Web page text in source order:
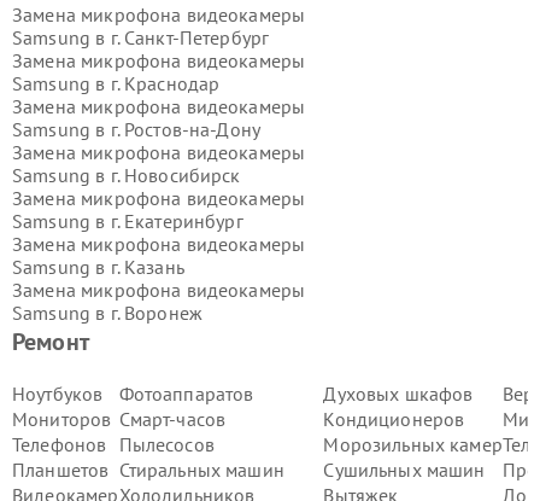
Ремонт
Ноутбуков
Мониторов
Телефонов
Планшетов
Видеокамер
Фотоаппаратов
Смарт-часов
Пылесосов
Стиральных машин
Холодильников
Духовых шкафов
Кондиционеров
Морозильных камер
Сушильных машин
Вытяжек
Замена микрофона видеокамеры
Samsung в г. Санкт-Петербург
Замена микрофона видеокамеры
Samsung в г. Краснодар
Замена микрофона видеокамеры
Samsung в г. Ростов-на-Дону
Замена микрофона видеокамеры
Samsung в г. Новосибирск
Замена микрофона видеокамеры
Samsung в г. Екатеринбург
Замена микрофона видеокамеры
Samsung в г. Казань
Замена микрофона видеокамеры
Samsung в г. Воронеж
Замена микрофона видеокамеры
Samsung в г.
Замена микрофона видеокамеры
Samsung в г.Самара
Замена микрофона видеокамеры
Samsung в г. Пермь
Замена микрофона видеокамеры
Samsung в г.Красноярск